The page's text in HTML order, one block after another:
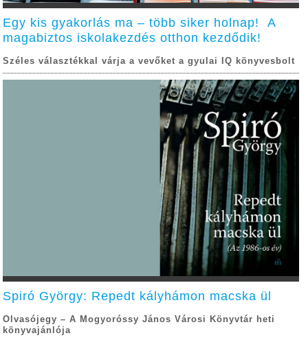
Egy kis gyakorlás ma – több siker holnap! A
magabiztos iskolakezdés otthon kezdődik!
Széles választékkal várja a vevőket a gyulai IQ könyvesbolt
Spiró György: Repedt kályhámon macska ül
Olvasójegy – A Mogyoróssy János Városi Könyvtár heti
könyvajánlója